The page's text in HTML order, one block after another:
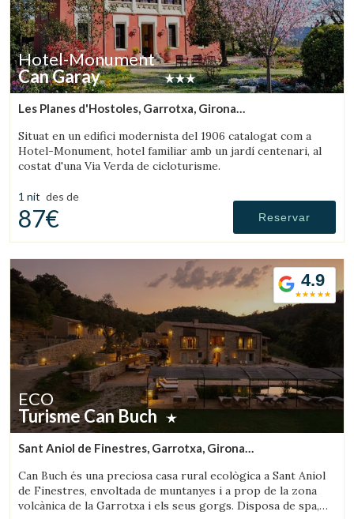
Hotel-Monument
Can Garay
Les Planes d'Hostoles, Garrotxa, Girona
Situat en un edifici modernista del 1906 catalogat com a
Hotel-Monument, hotel familiar amb un jardí centenari, al
costat d'una Via Verda de cicloturisme.
1 nit des de
87€ Reservar
4.9
ECO
Turisme Can Buch
Sant Aniol de Finestres, Garrotxa, Girona
Can Buch és una preciosa casa rural ecològica a Sant Aniol
de Finestres, envoltada de muntanyes i a prop de la zona
volcànica de la Garrotxa i els seus gorgs. Disposa de spa,